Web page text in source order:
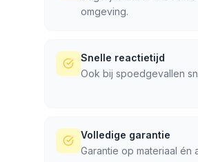
omgeving.
Snelle reactietijd
Ook bij spoedgevallen
Volledige garantie
Garantie op materiaal